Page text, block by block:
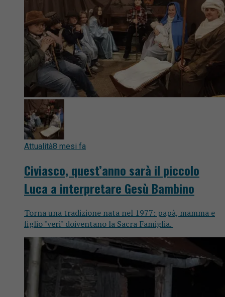
Attualità8 mesi fa
Civiasco, quest’anno sarà il piccolo
Luca a interpretare Gesù Bambino
Torna una tradizione nata nel 1977: papà, mamma e
figlio "veri" doiventano la Sacra Famiglia.